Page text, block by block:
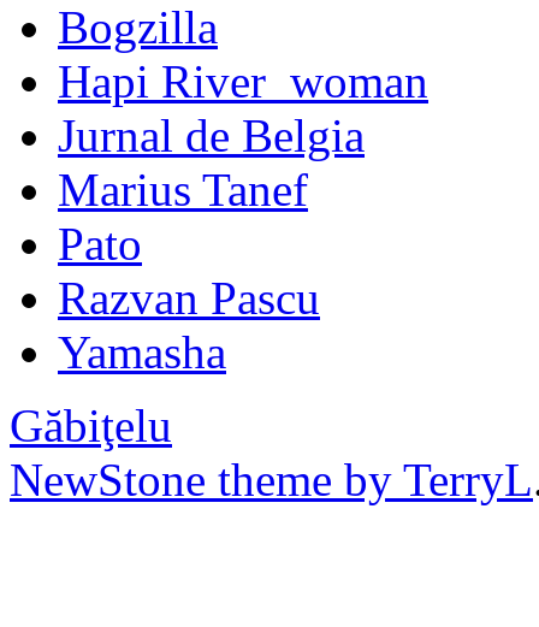
Bogzilla
Hapi River_woman
Jurnal de Belgia
Marius Tanef
Pato
Razvan Pascu
Yamasha
Găbiţelu
NewStone theme by TerryL